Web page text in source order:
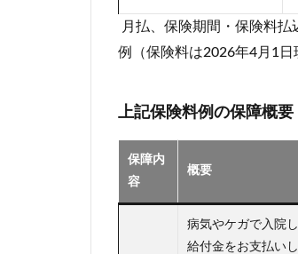
月払、保険期間・保険料
例（保険料は2026年4月1日
上記保険料例の保障概要
保障内
容
概要
病気やケガで入院
給付金をお支払いし